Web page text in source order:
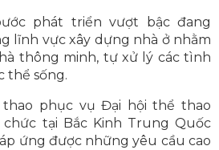
phát triển vượt bậc đang
lĩnh vực xây dựng nhà ở nhằm
thông minh, tự xử lý các tình
thể sống.
phục vụ Đại hội thể thao
tại Bắc Kinh Trung Quốc
ứng được những yêu cầu cao